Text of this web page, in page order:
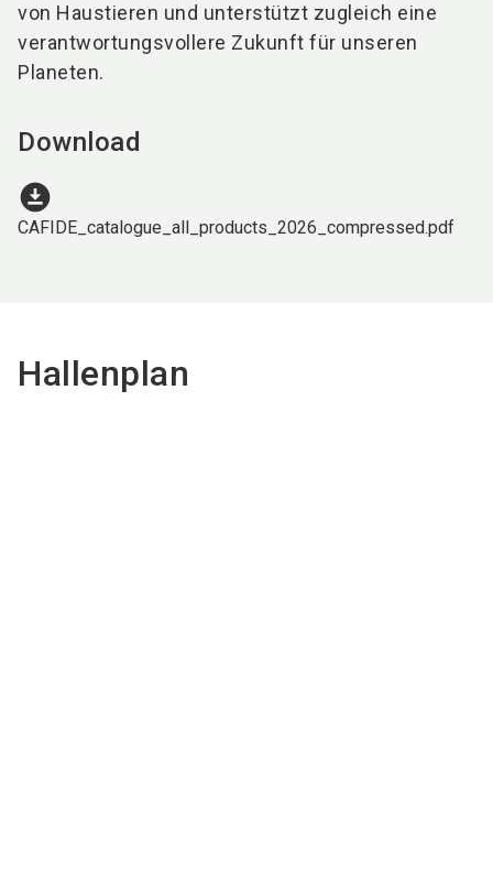
von Haustieren und unterstützt zugleich eine
verantwortungsvollere Zukunft für unseren
Planeten.
Download
download_for_offline
CAFIDE_catalogue_all_products_2026_compressed.pdf
Hallenplan